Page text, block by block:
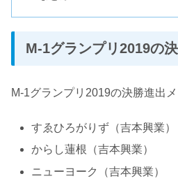
M-1グランプリ2019の
M-1グランプリ2019の決勝進出
すゑひろがりず（吉本興業）
からし蓮根（吉本興業）
ニューヨーク（吉本興業）